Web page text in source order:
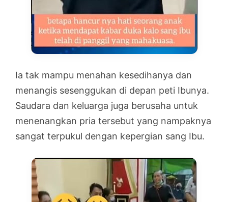
Ia tak mampu menahan kesedihanya dan
menangis sesenggukan di depan peti Ibunya.
Saudara dan keluarga juga berusaha untuk
menenangkan pria tersebut yang nampaknya
sangat terpukul dengan kepergian sang Ibu.